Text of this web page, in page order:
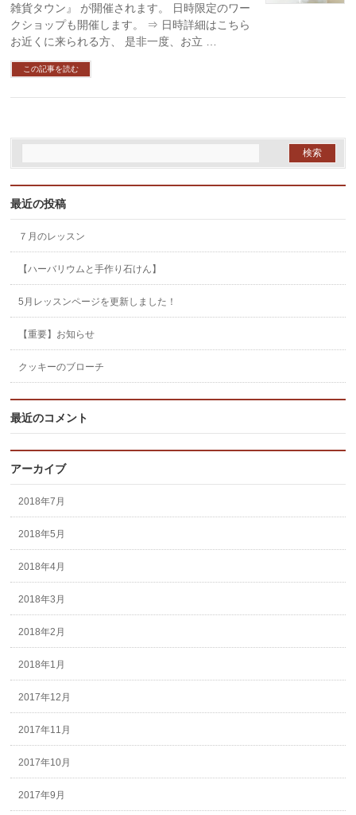
雑貨タウン』 が開催されます。 日時限定のワー
クショップも開催します。 ⇒ 日時詳細はこちら
お近くに来られる方、 是非一度、お立 …
この記事を読む
最近の投稿
７月のレッスン
【ハーバリウムと手作り石けん】
5月レッスンページを更新しました！
【重要】お知らせ
クッキーのブローチ
最近のコメント
アーカイブ
2018年7月
2018年5月
2018年4月
2018年3月
2018年2月
2018年1月
2017年12月
2017年11月
2017年10月
2017年9月